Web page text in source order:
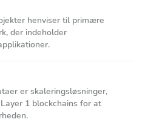
henviser til primære
der indeholder
er skaleringsløsninger,
1 blockchains for at